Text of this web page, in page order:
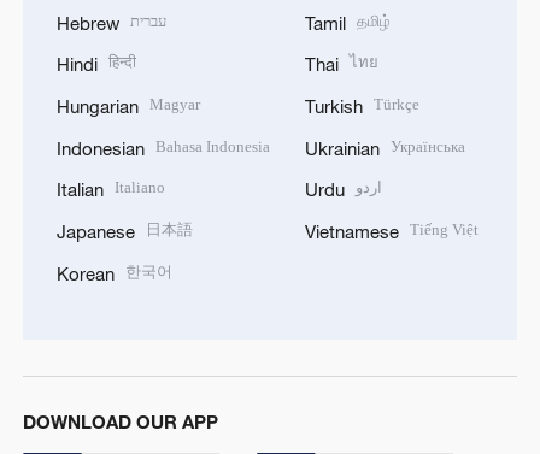
Hebrew עברית
Hindi हिन्दी
Hungarian Magyar
Indonesian Bahasa Indonesia
Italian Italiano
Japanese 日本語
Korean 한국어
Tamil தமிழ்
Thai ไทย
Turkish Türkçe
Ukrainian Українська
Urdu اردو
Vietnamese Tiếng Việt
DOWNLOAD OUR APP